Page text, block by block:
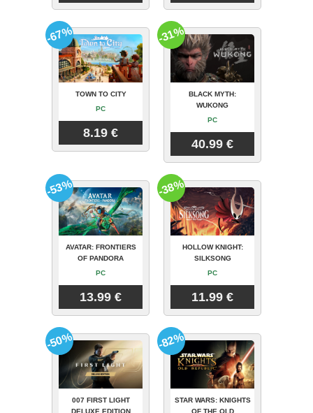
TOWN TO CITY
PC
8.19 €
-67%
BLACK MYTH:
WUKONG
PC
40.99 €
-31%
AVATAR: FRONTIERS
OF PANDORA
PC
13.99 €
-53%
HOLLOW KNIGHT:
SILKSONG
PC
11.99 €
-38%
007 FIRST LIGHT
DELUXE EDITION
-50%
STAR WARS: KNIGHTS
OF THE OLD
-82%